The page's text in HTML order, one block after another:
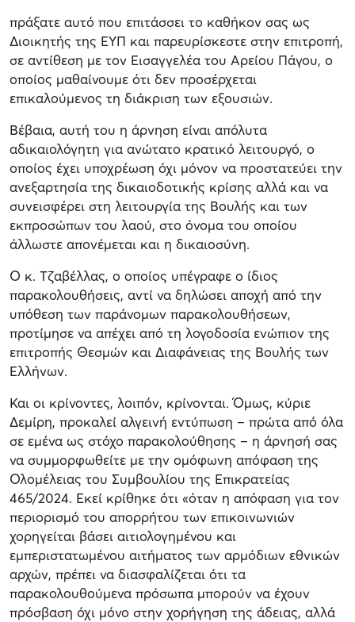
πράξατε αυτό που επιτάσσει το καθήκον σας ως
Διοικητής της ΕΥΠ και παρευρίσκεστε στην επιτροπή,
σε αντίθεση με τον Εισαγγελέα του Αρείου Πάγου, ο
οποίος μαθαίνουμε ότι δεν προσέρχεται
επικαλούμενος τη διάκριση των εξουσιών.
Βέβαια, αυτή του η άρνηση είναι απόλυτα
αδικαιολόγητη για ανώτατο κρατικό λειτουργό, ο
οποίος έχει υποχρέωση όχι μόνον να προστατεύει την
ανεξαρτησία της δικαιοδοτικής κρίσης αλλά και να
συνεισφέρει στη λειτουργία της Βουλής και των
εκπροσώπων του λαού, στο όνομα του οποίου
άλλωστε απονέμεται και η δικαιοσύνη.
Ο κ. Τζαβέλλας, ο οποίος υπέγραφε ο ίδιος
παρακολουθήσεις, αντί να δηλώσει αποχή από την
υπόθεση των παράνομων παρακολουθήσεων,
προτίμησε να απέχει από τη λογοδοσία ενώπιον της
επιτροπής Θεσμών και Διαφάνειας της Βουλής των
Ελλήνων.
Και οι κρίνοντες, λοιπόν, κρίνονται. Όμως, κύριε
Δεμίρη, προκαλεί αλγεινή εντύπωση – πρώτα από όλα
σε εμένα ως στόχο παρακολούθησης – η άρνησή σας
να συμμορφωθείτε με την ομόφωνη απόφαση της
Ολομέλειας του Συμβουλίου της Επικρατείας
465/2024. Εκεί κρίθηκε ότι «όταν η απόφαση για τον
περιορισμό του απορρήτου των επικοινωνιών
χορηγείται βάσει αιτιολογημένου και
εμπεριστατωμένου αιτήματος των αρμόδιων εθνικών
αρχών, πρέπει να διασφαλίζεται ότι τα
παρακολουθούμενα πρόσωπα μπορούν να έχουν
πρόσβαση όχι μόνο στην χορήγηση της άδειας, αλλά